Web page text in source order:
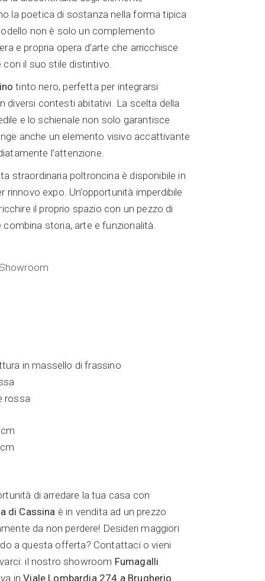
la poetica di sostanza nella forma tipica
non è solo un complemento
e propria opera d’arte che arricchisce
con il suo stile distintivo.
tinto nero, perfetta per integrarsi
diversi contesti abitativi. La scelta della
e lo schienale non solo garantisce
anche un elemento visivo accattivante
l’attenzione.
straordinaria poltroncina è disponibile in
rinnovo expo. Un’opportunità imperdibile
il proprio spazio con un pezzo di
storia, arte e funzionalità.
in massello di frassino
rossa
di arredare la tua casa con
di Cassina è in vendita ad un prezzo
da non perdere! Desideri maggiori
a questa offerta? Contattaci o vieni
il nostro showroom Fumagalli
inViale Lombardia 274 a Brugherio